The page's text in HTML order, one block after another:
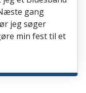
gang
jeg søger
min fest til et